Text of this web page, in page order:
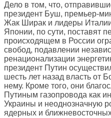
Дело в том, что,
президент Буш, премьер-
Жак Ширак и лидеры
Японии, по сути, поставят
происходящем в России
свобод, подавлении
ренационализации
президент Путин
шесть лет назад власть от
нему. Кроме того, они
Путиным газопровода как
Украины и неоднозначную
ядерных и